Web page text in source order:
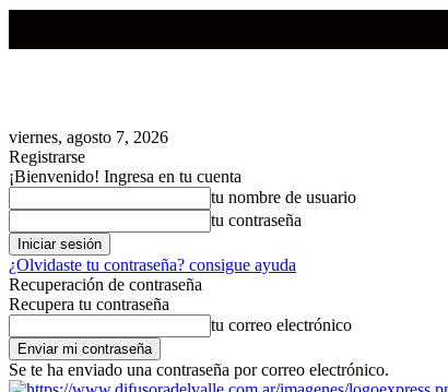
viernes, agosto 7, 2026
Registrarse
¡Bienvenido! Ingresa en tu cuenta
tu nombre de usuario
tu contraseña
¿Olvidaste tu contraseña? consigue ayuda
Recuperación de contraseña
Recupera tu contraseña
tu correo electrónico
Se te ha enviado una contraseña por correo electrónico.